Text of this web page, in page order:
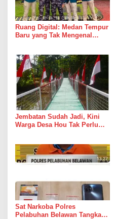
Ruang Digital: Medan Tempur
Baru yang Tak Mengenal
Jembatan Sudah Jadi, Kini
Warga Desa Hou Tak Perlu
Sat Narkoba Polres
Pelabuhan Belawan Tangkap